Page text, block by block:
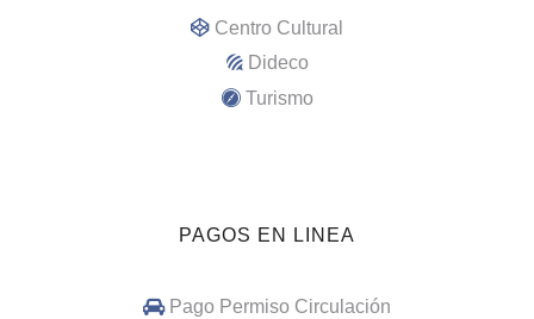
Centro Cultural
Dideco
Turismo
PAGOS EN LINEA
Pago Permiso Circulación